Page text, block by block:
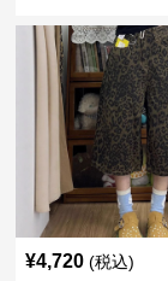
¥4,720 (税込)